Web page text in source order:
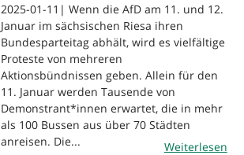
2025-01-11| Wenn die AfD am 11. und 12.
Januar im sächsischen Riesa ihren
Bundesparteitag abhält, wird es vielfältige
Proteste von mehreren
Aktionsbündnissen geben. Allein für den
11. Januar werden Tausende von
Demonstrant*innen erwartet, die in mehr
als 100 Bussen aus über 70 Städten
anreisen. Die...
Weiterlesen